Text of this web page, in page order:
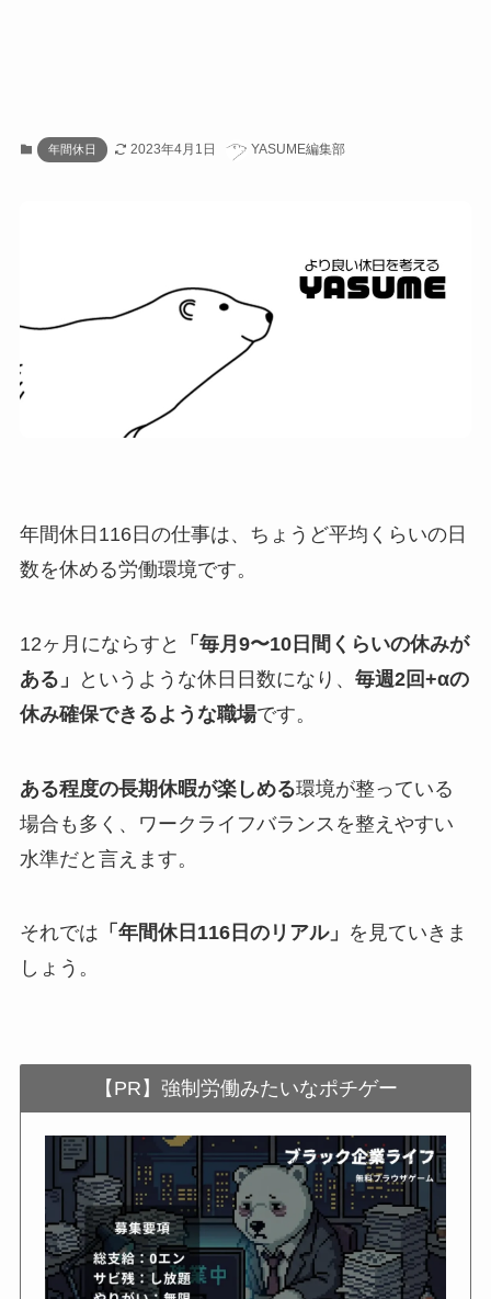
年間休日 2023年4月1日 YASUME編集部
年間休日116日の仕事は、ちょうど平均くらいの日
数を休める労働環境です。
12ヶ月にならすと
「毎月9〜10日間くらいの休みが
ある」
というような休日日数になり、 毎週2回+αの
休み確保できるような職場です。
ある程度の長期休暇が楽しめる環境が整っている
場合も多く、ワークライフバランスを整えやすい
水準だと言えます。
それでは 「年間休日116日のリアル」 を見ていきま
しょう。
【PR】強制労働みたいなポチゲー